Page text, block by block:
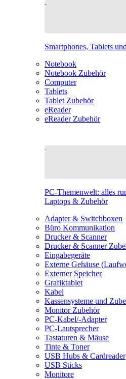
Smartphones, Tablets
Notebook
Notebook Zubehör
Computer
Tablets
Tablet Zubehör
eReader
eReader Zubehör
PC-Themenwelt: alles
Laptops & Zubehör
Adapter & Switchboxen
Büro Kommunikation
Drucker & Scanner
Drucker & Scanner
Eingabegeräte
Externe Gehäuse
Externer Speicher
Grafiktablet
Kabel
Kassensysteme und
Monitor Zubehör
PC-Kabel/-Adapter
PC-Lautsprecher
Tastaturen & Mäuse
Tinte & Toner
USB Hubs & Cardreader
USB Sticks
Monitore